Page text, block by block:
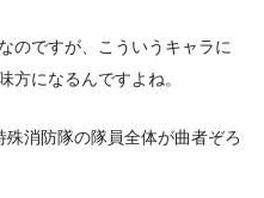
のですが、こういうキャラに
方になるんですよね。
消防隊の隊員全体が曲者ぞろ